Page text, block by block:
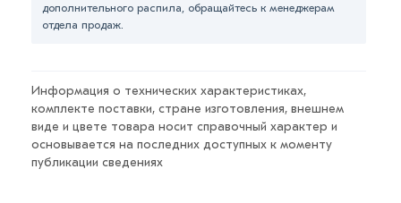
Для приобретения данной позиции, кликните мышкой
контактам указанным на сайте.
Условия доставки и цена на товар Труба
оцинкованная 20х2,8 мм из категории Труба круглая
оцинкованнаядействительн в Москве и области.
дополнительного распила, обращайтесь к менеджерам
отдела продаж.
Информация о технических характеристиках,
комплекте поставки, стране изготовления, внешнем
виде и цвете товара носит справочный характер и
основывается на последних доступных к моменту
публикации сведениях